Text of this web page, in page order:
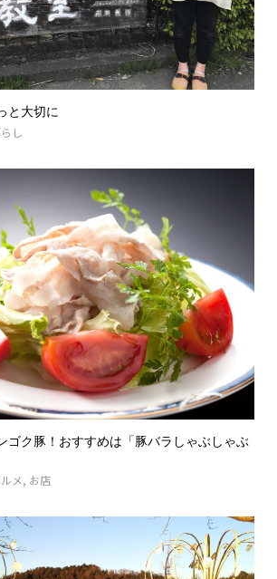
と大切に
し
ゴク豚！おすすめは「豚バラしゃぶしゃぶ
メ, お店